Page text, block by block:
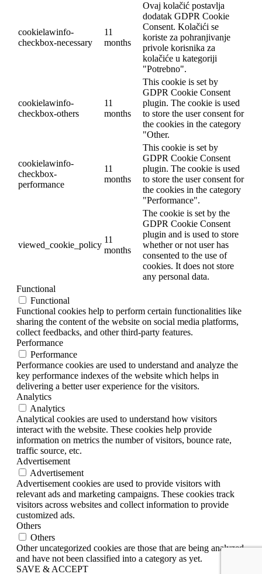
cookielawinfo-
checkbox-necessary
11
months
Ovaj kolačić postavlja
dodatak GDPR Cookie
Consent. Kolačići se
koriste za pohranjivanje
privole korisnika za
kolačiće u kategoriji
"Potrebno".
cookielawinfo-
checkbox-others
11
months
This cookie is set by
GDPR Cookie Consent
plugin. The cookie is used
to store the user consent for
the cookies in the category
"Other.
cookielawinfo-
checkbox-
performance
11
months
This cookie is set by
GDPR Cookie Consent
plugin. The cookie is used
to store the user consent for
the cookies in the category
"Performance".
viewed_cookie_policy
11
months
The cookie is set by the
GDPR Cookie Consent
plugin and is used to store
whether or not user has
consented to the use of
cookies. It does not store
any personal data.
Functional
Functional
Functional cookies help to perform certain functionalities like
sharing the content of the website on social media platforms,
collect feedbacks, and other third-party features.
Performance
Performance
Performance cookies are used to understand and analyze the
key performance indexes of the website which helps in
delivering a better user experience for the visitors.
Analytics
Analytics
Analytical cookies are used to understand how visitors
interact with the website. These cookies help provide
information on metrics the number of visitors, bounce rate,
traffic source, etc.
Advertisement
Advertisement
Advertisement cookies are used to provide visitors with
relevant ads and marketing campaigns. These cookies track
visitors across websites and collect information to provide
customized ads.
Others
Others
Other uncategorized cookies are those that are being analyzed
and have not been classified into a category as yet.
SAVE & ACCEPT